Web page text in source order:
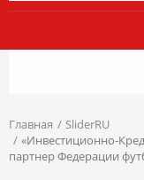
Главная
SliderRU
«Инвестиционно-
партнер Федерации